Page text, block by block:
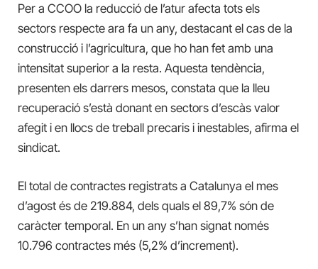
Per a CCOO la reducció de l’atur afecta tots els
sectors respecte ara fa un any, destacant el cas de la
construcció i l’agricultura, que ho han fet amb una
intensitat superior a la resta. Aquesta tendència,
presenten els darrers mesos, constata que la lleu
recuperació s’està donant en sectors d’escàs valor
afegit i en llocs de treball precaris i inestables, afirma el
sindicat.
El total de contractes registrats a Catalunya el mes
d’agost és de 219.884, dels quals el 89,7% són de
caràcter temporal. En un any s’han signat només
10.796 contractes més (5,2% d’increment).